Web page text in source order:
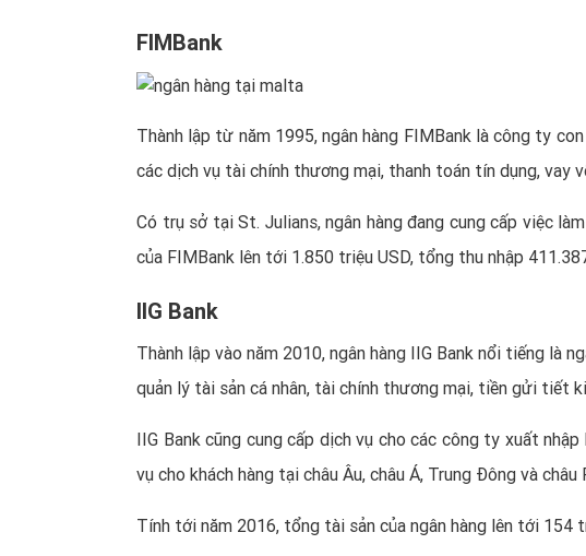
FIMBank
Thành lập từ năm 1995, ngân hàng FIMBank là công ty
các dịch vụ tài chính thương mại, thanh toán tín dụng, vay
Có trụ sở tại St. Julians, ngân hàng đang cung cấp việc
của FIMBank lên tới 1.850 triệu USD, tổng thu nhập
IIG Bank
Thành lập vào năm 2010, ngân hàng IIG Bank nổi tiếng là
quản lý tài sản cá nhân, tài chính thương mại, tiền gửi tiết
IIG Bank cũng cung cấp dịch vụ cho các công ty xuất
vụ cho khách hàng tại châu Âu, châu Á, Trung Đông và châu
Tính tới năm 2016, tổng tài sản của ngân hàng lên tới 154